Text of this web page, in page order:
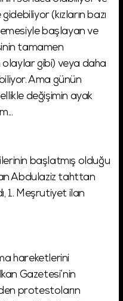
(kızların bazı
başlayan ve
tamamen
gibi) veya daha
Ama günün
değişimin ayak
başlatmış olduğu
Abdulaziz tahttan
1. Meşrutiyet ilan
hareketlerini
Gazetesi’nin
protestoların